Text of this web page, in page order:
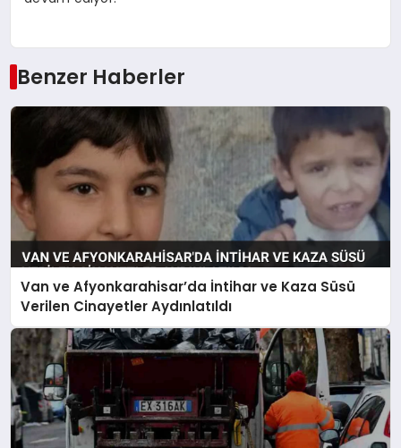
Benzer Haberler
Van ve Afyonkarahisar’da İntihar ve Kaza Süsü
Verilen Cinayetler Aydınlatıldı